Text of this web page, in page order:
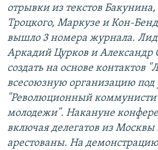
отрывки из текстов
Троцкого, Маркузе и Кон-
вышло 3 номера журнала.
Аркадий Цурков и Александр
создать на основе контактов
всесоюзную организацию
"Революционный
молодежи". Накануне
включая делегатов из Москвы
арестованы. На